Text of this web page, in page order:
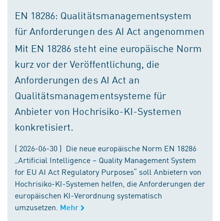
EN 18286: Qualitätsmanagementsystem
für Anforderungen des AI Act angenommen
Mit EN 18286 steht eine europäische Norm
kurz vor der Veröffentlichung, die
Anforderungen des AI Act an
Qualitätsmanagementsysteme für
Anbieter von Hochrisiko-KI-Systemen
konkretisiert.
( 2026-06-30 ) Die neue europäische Norm EN 18286
„Artificial Intelligence – Quality Management System
for EU AI Act Regulatory Purposes“ soll Anbietern von
Hochrisiko-KI-Systemen helfen, die Anforderungen der
europäischen KI-Verordnung systematisch
umzusetzen. Mehr